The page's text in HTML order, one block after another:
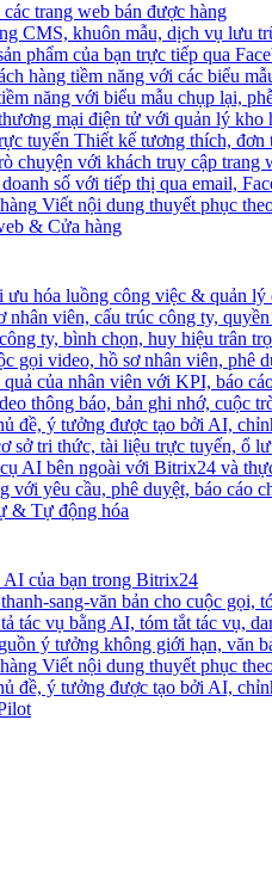
các trang web bán được hàng
CMS, khuôn mẫu, dịch vụ lưu
phẩm của bạn trực tiếp qua
hàng tiềm năng với các biểu
năng với biểu mẫu chụp lại,
mại điện tử với quản lý kho
tuyến Thiết kế tương thích, đơn
chuyện với khách truy cập trang
số với tiếp thị qua email,
Viết nội dung thuyết phục
& Cửa hàng
ưu hóa luồng công việc & quản lý
nhân viên, cấu trúc công ty,
ty, bình chọn, huy hiệu trân
gọi video, hồ sơ nhân viên, phê
của nhân viên với KPI, báo
thông báo, bản ghi nhớ, cuộc
đề, ý tưởng được tạo bởi AI,
sở tri thức, tài liệu trực tuyến, ổ
AI bên ngoài với Bitrix24 và
với yêu cầu, phê duyệt, báo cáo
& Tự động hóa
AI của bạn trong Bitrix24
sang-văn bản cho cuộc gọi,
tác vụ bằng AI, tóm tắt tác vụ,
ý tưởng không giới hạn, văn
Viết nội dung thuyết phục
đề, ý tưởng được tạo bởi AI,